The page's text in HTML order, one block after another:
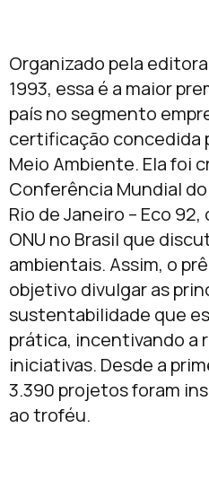
Organizado pela
1993, essa é a maior
país no segmento
certificação concedida
Meio Ambiente. Ela foi
Conferência Mundial
Rio de Janeiro – Eco
ONU no Brasil que
ambientais. Assim, o
objetivo divulgar as
sustentabilidade que
prática, incentivando a
iniciativas. Desde a
3.390 projetos foram
ao troféu.